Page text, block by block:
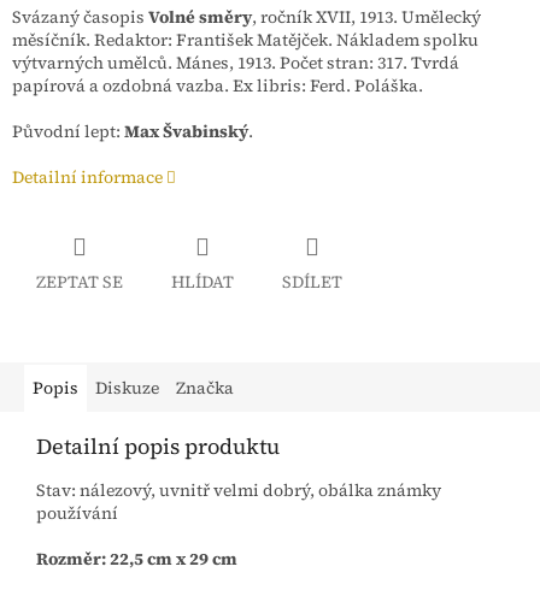
Svázaný časopis Volné směry, ročník XVII, 1913. Umělecký
měsíčník. Redaktor: František Matějček. Nákladem spolku
výtvarných umělců. Mánes, 1913. Počet stran: 317. Tvrdá
papírová a ozdobná vazba. Ex libris: Ferd. Poláška.
Původní lept: Max Švabinský.
Detailní informace
ZEPTAT SE HLÍDAT SDÍLET
Popis Diskuze Značka
Detailní popis produktu
Stav: nálezový, uvnitř velmi dobrý, obálka známky
používání
Rozměr: 22,5 cm x 29 cm